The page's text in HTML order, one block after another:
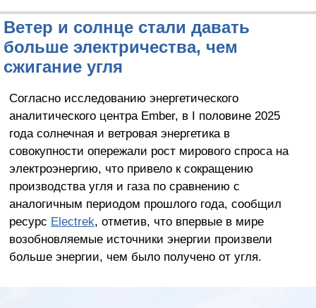
Ветер и солнце стали давать
больше электричества, чем
сжигание угля
Согласно исследованию энергетического
аналитического центра Ember, в I половине 2025
года солнечная и ветровая энергетика в
совокупности опережали рост мирового спроса на
электроэнергию, что привело к сокращению
производства угля и газа по сравнению с
аналогичным периодом прошлого года, сообщил
ресурс Electrek, отметив, что впервые в мире
возобновляемые источники энергии произвели
больше энергии, чем было получено от угля.